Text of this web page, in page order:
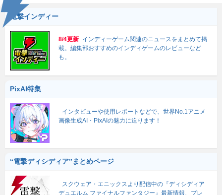
電撃インディー
8/4更新 インディーゲーム関連のニュースをまとめて掲
載。編集部おすすめのインディゲームのレビューなど
も。
PixAI特集
インタビューや使用レポートなどで、世界No.1アニメ
画像生成AI・PixAIの魅力に迫ります！
“電撃ディシディア”まとめページ
スクウェア・エニックスより配信中の『ディシディア
デュエルム ファイナルファンタジー』最新情報、プレ